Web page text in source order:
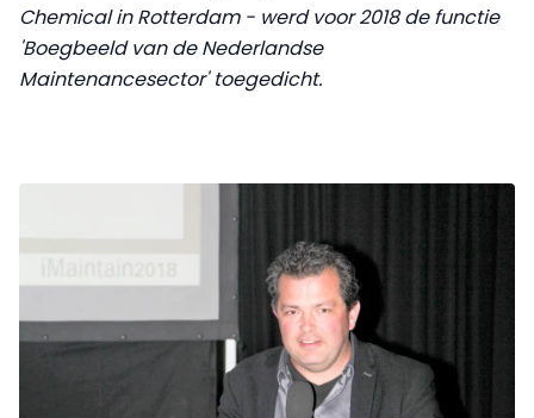
Chemical in Rotterdam - werd voor 2018 de functie
'Boegbeeld van de Nederlandse
Maintenancesector' toegedicht.